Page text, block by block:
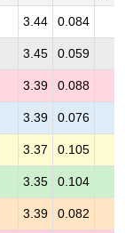
3.44 0.084
3.45 0.059
3.39 0.088
3.39 0.076
3.37 0.105
3.35 0.104
3.39 0.082